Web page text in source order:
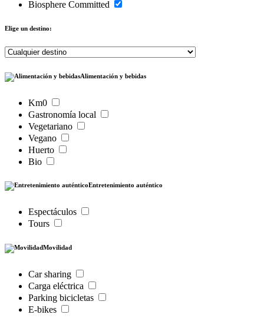
Biosphere Committed
Elige un destino:
Alimentación y bebidas
Km0
Gastronomía local
Vegetariano
Vegano
Huerto
Bio
Entretenimiento auténtico
Espectáculos
Tours
Movilidad
Car sharing
Carga eléctrica
Parking bicicletas
E-bikes